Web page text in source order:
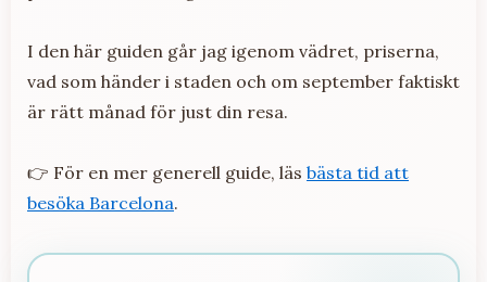
I den här guiden går jag igenom vädret, priserna,
vad som händer i staden och om september faktiskt
är rätt månad för just din resa.
👉 För en mer generell guide, läs bästa tid att
besöka Barcelona.